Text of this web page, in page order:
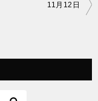
11月12日